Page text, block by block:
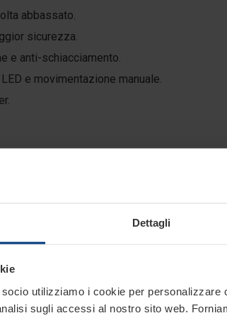
Dettagli
utilizziamo i cookie per
sugli accessi al nostro sito web.
abbassato.
sicurezza.
e anti-schiacciamento.
e movimentazione manuale.